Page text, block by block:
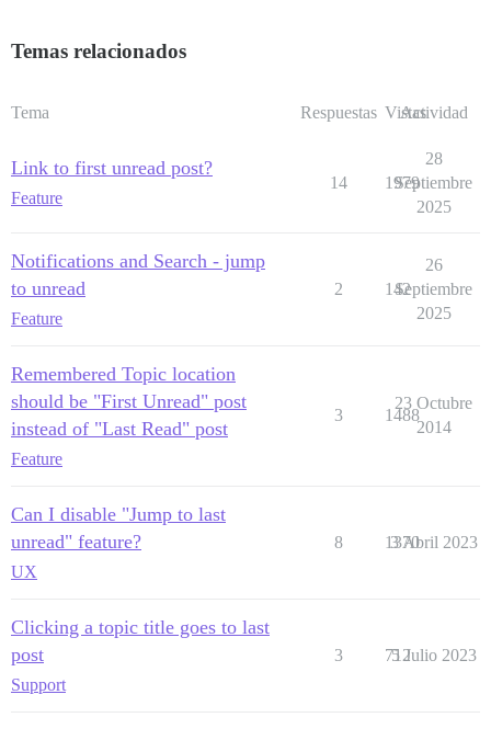
Temas relacionados
Tema Respuestas Vistas
Actividad
Link to first unread post?
Feature
14 1979
28
Septiembre
2025
Notifications and Search - jump
to unread
Feature
2 142
26
Septiembre
2025
Remembered Topic location
should be "First Unread" post
instead of "Last Read" post
Feature
3 1488
23 Octubre
2014
Can I disable "Jump to last
unread" feature?
UX
8 1370
3 Abril 2023
Clicking a topic title goes to last
post
Support
3 712
5 Julio 2023